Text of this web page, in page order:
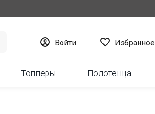
 Войти  Избранное
Топперы Полотенца